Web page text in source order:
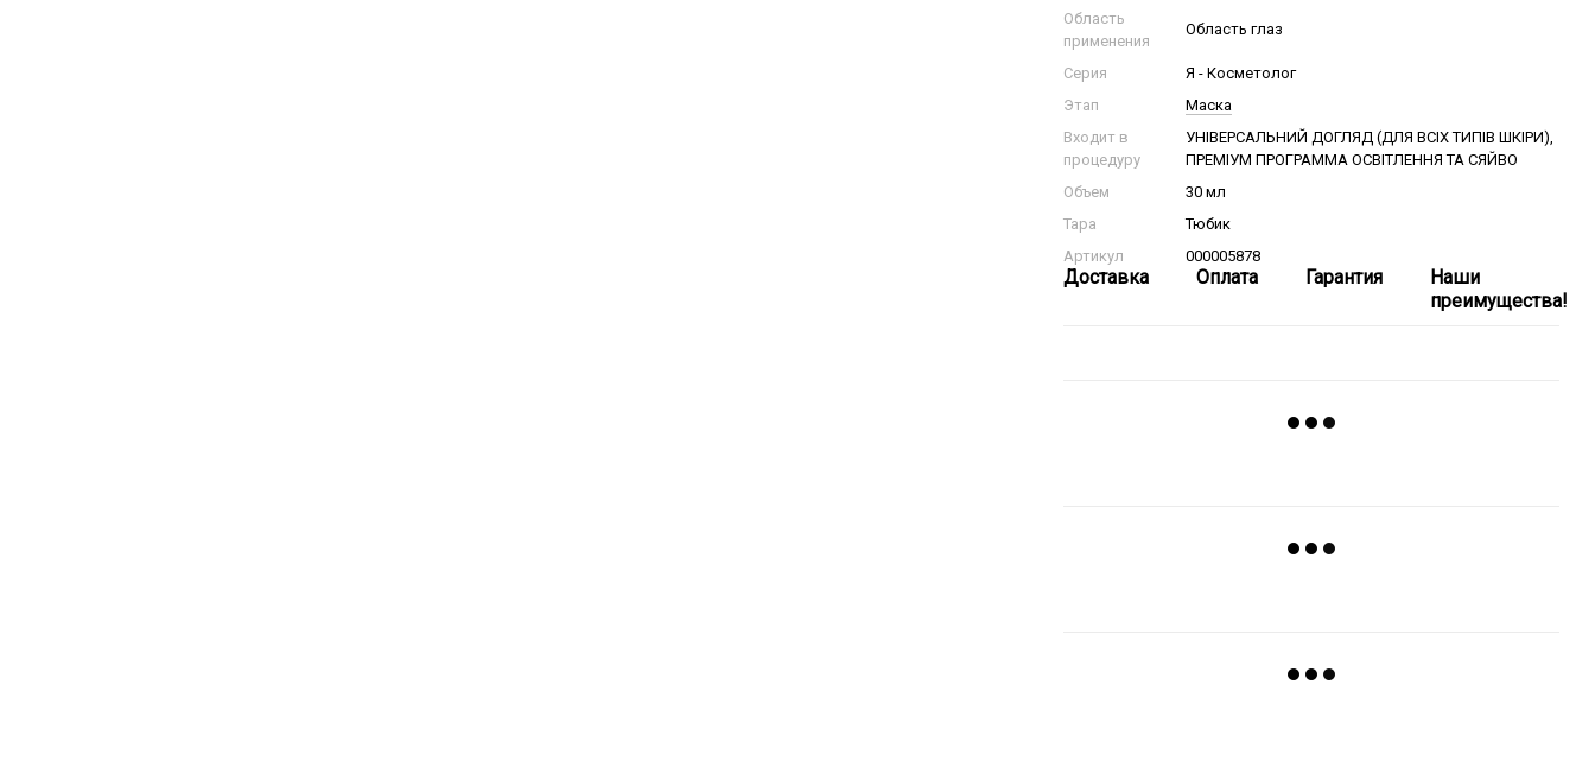
Область
применения
Область глаз
Серия
Я - Косметолог
Этап
Маска
Входит в
процедуру
УНІВЕРСАЛЬНИЙ ДОГЛЯД (ДЛЯ ВСІХ ТИПІВ ШКІРИ),
ПРЕМІУМ ПРОГРАММА ОСВІТЛЕННЯ ТА СЯЙВО
Объем
30 мл
Тара
Тюбик
Артикул
000005878
Доставка Оплата Гарантия
Наши
преимущества!